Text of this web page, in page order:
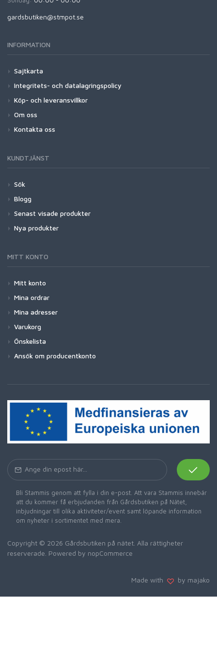
gardsbutiken@stmpot.se
INFORMATION
Sajtkarta
Integritets- och datalagringspolicy
Köp- och leveransvillkor
Om oss
Kontakta oss
KUNDTJÄNST
Sök
Blogg
Senast visade produkter
Nya produkter
MITT KONTO
Mitt konto
Mina ordrar
Mina adresser
Varukorg
Önskelista
Ansök om producentkonto
Bli Stammis genom att fylla i din e-post. Att vara Stammis innebär
att du kommer få erbjudanden från Gårdsbutiken på Nätet,
inbjudningar till olika aktiviteter/event samt löpande information
om nyheter i sortimentet med mera.
Copyright © 2026 Gårdsbutiken på nätet. Alla rättigheter
reserverade. Powered by nopCommerce
Made with by majako